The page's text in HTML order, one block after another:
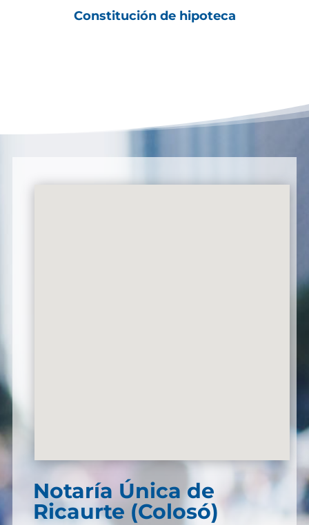
Constitución de hipoteca
Notaría Única de
Ricaurte (Colosó)